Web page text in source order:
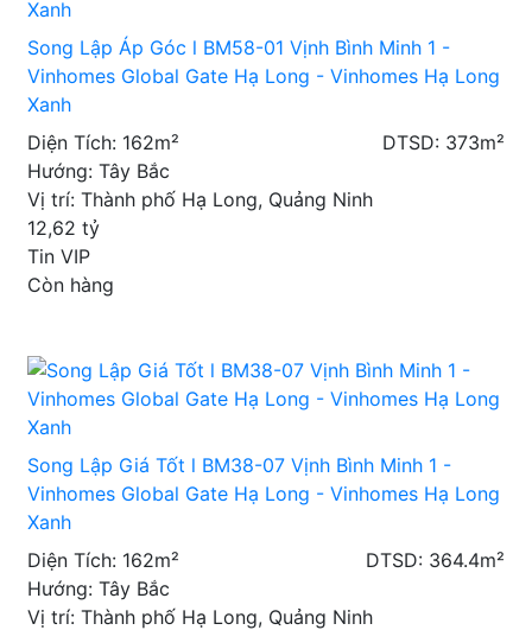
Song Lập Áp Góc l BM58-01 Vịnh Bình Minh 1 -
Vinhomes Global Gate Hạ Long - Vinhomes Hạ Long
Xanh
Diện Tích: 162m²
DTSD: 373m²
Hướng: Tây Bắc
Vị trí: Thành phố Hạ Long, Quảng Ninh
12,62 tỷ
Tin VIP
Còn hàng
Song Lập Giá Tốt l BM38-07 Vịnh Bình Minh 1 -
Vinhomes Global Gate Hạ Long - Vinhomes Hạ Long
Xanh
Diện Tích: 162m²
DTSD: 364.4m²
Hướng: Tây Bắc
Vị trí: Thành phố Hạ Long, Quảng Ninh